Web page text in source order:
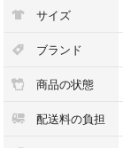
肩幅：約55cm
袖丈：約62.5cm
取扱店：NEXT51三
サイズ
ブランド
商品の状態
配送料の負担